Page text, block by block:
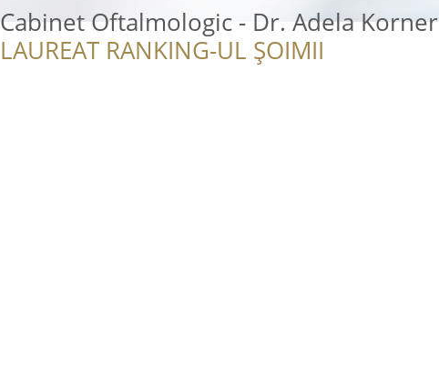
Cabinet Oftalmologic - Dr. Adela Korner
LAUREAT RANKING-UL ȘOIMII